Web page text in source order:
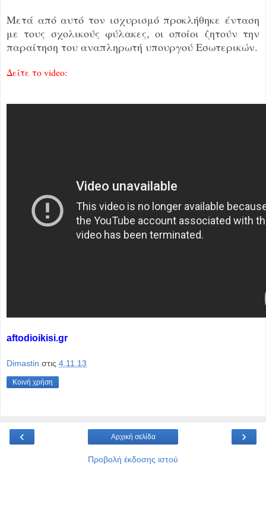
Μετά από αυτό τον ισχυρισμό προκλήθηκε ένταση
με τους σχολικούς φύλακες, οι οποίοι ζητούν την
παραίτηση του αναπληρωτή υπουργού Εσωτερικών.
Δείτε το video:
aftodioikisi.gr
Dimastin στις 4.11.13
Κοινή χρήση
‹ ›
Αρχική σελίδα
Προβολή έκδοσης ιστού